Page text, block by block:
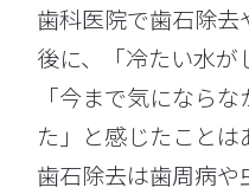
歯科医院で歯石除
後に、「冷たい水が
「今まで気になら
た」と感じたことは
歯石除去は歯周病